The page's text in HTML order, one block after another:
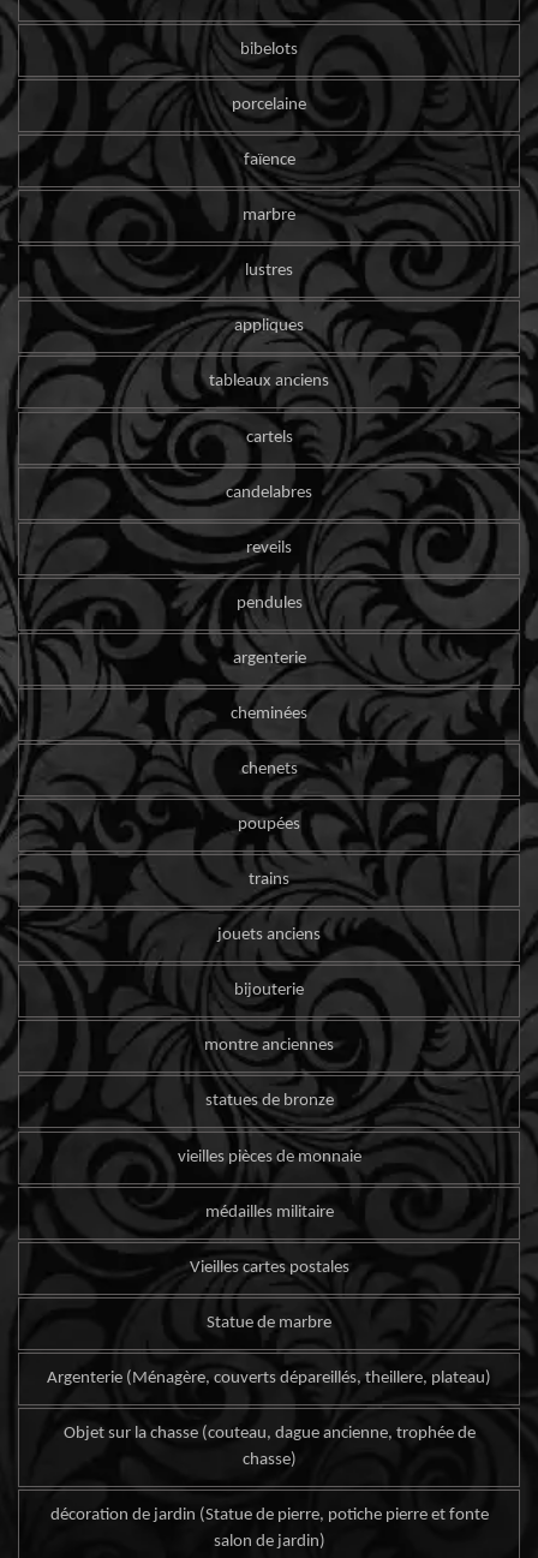
bibelots
porcelaine
faïence
marbre
lustres
appliques
tableaux anciens
cartels
candelabres
reveils
pendules
argenterie
cheminées
chenets
poupées
trains
jouets anciens
bijouterie
montre anciennes
statues de bronze
vieilles pièces de monnaie
médailles militaire
Vieilles cartes postales
Statue de marbre
Argenterie (Ménagère, couverts dépareillés, theillere, plateau)
Objet sur la chasse (couteau, dague ancienne, trophée de
chasse)
décoration de jardin (Statue de pierre, potiche pierre et fonte
salon de jardin)